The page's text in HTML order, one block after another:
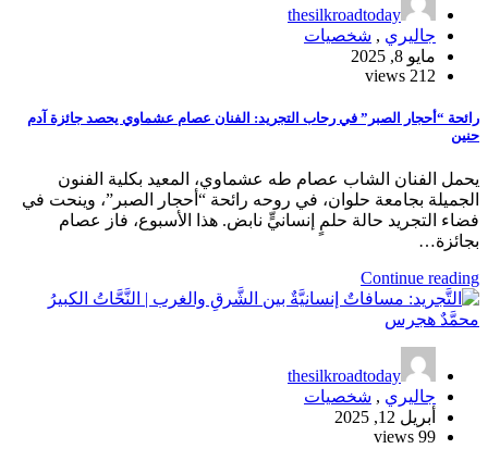
thesilkroadtoday
جاليري , شخصيات
مايو 8, 2025
212 views
رائحة “أحجار الصبر” في رحاب التجريد: الفنان عصام عشماوي يحصد جائزة آدم
حنين
يحمل الفنان الشاب عصام طه عشماوي، المعيد بكلية الفنون
الجميلة بجامعة حلوان، في روحه رائحة “أحجار الصبر”، وينحت في
فضاء التجريد حالة حلمٍ إنسانيٍّ نابض. هذا الأسبوع، فاز عصام
بجائزة…
Continue reading
thesilkroadtoday
جاليري , شخصيات
أبريل 12, 2025
99 views